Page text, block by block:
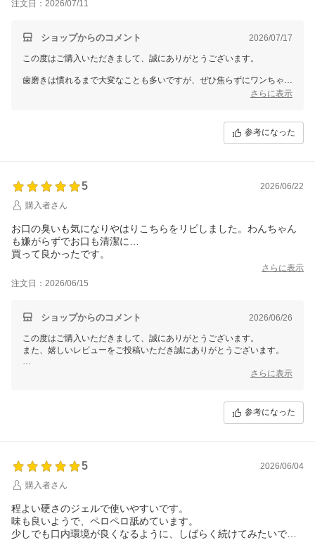
注文日：2026/07/11
ショップからのコメント 2026/07/17
この度はご購入いただきまして、誠にありがとうございます。
歯磨きは慣れるまで大変なことも多いですが、ぜひ焦らずにワンちゃん
のペースに合わせて、毎日のスキンシップとして続けてみていただけま
またのご利用をスタッフ一同、心よりお待ちしております。
さらに表示
参考になった
5
2026/06/22
購入者さん
お口の臭いも気になりやはりこちらをリピしました。わんちゃん
も嫌がらずでお口も清潔に…
買って良かったです。
さらに表示
注文日：2026/06/15
ショップからのコメント 2026/06/26
この度はご購入いただきまして、誠にありがとうございます。
また、嬉しいレビューをご投稿いただき誠にありがとうございます。
わんちゃんが嫌がらずに、毎日のケアをお手伝いできているようで大変
さらに表示
参考になった
5
2026/06/04
購入者さん
程よい硬さのジェルで使いやすいです。
味も良いようで、ペロペロ舐めています。
少しでも口内環境が良くなるように、しばらく続けてみたいで